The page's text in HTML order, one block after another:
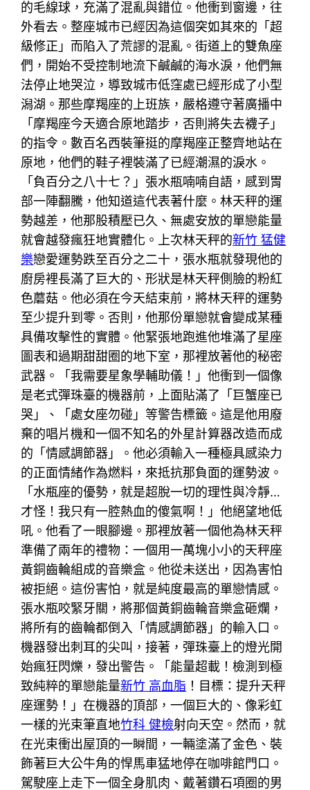
的毛線球，充滿了混亂與錯位。他衝到窗邊，往
外看去。整座城市已經因為這個突如其來的「超
級修正」而陷入了荒謬的混亂。街道上的雙魚座
們，開始不受控制地流下鹹鹹的海水淚，他們無
法停止地哭泣，導致城市低窪處已經形成了小型
潟湖。那些摩羯座的上班族，嚴格遵守著廣播中
「摩羯座今天適合原地踏步，否則將失去襪子」
的指令。數百名西裝筆挺的摩羯座正整齊地站在
原地，他們的鞋子裡裝滿了已經潮濕的淚水。
「負百分之八十七？」張水瓶喃喃自語，感到胃
部一陣翻騰，他知道這代表著什麼。林天秤的運
勢越差，他那股積壓已久、無處安放的單戀能量
就會越發瘋狂地實體化。上次林天秤的新竹 猛健
樂戀愛運勢跌至百分之二十，張水瓶就發現他的
廚房裡長滿了巨大的、形狀是林天秤側臉的粉紅
色蘑菇。他必須在今天結束前，將林天秤的運勢
至少提升到零。否則，他那份單戀就會變成某種
具備攻擊性的實體。他緊張地跑進他堆滿了星座
圖表和過期甜甜圈的地下室，那裡放著他的秘密
武器。「我需要星象學輔助儀！」他衝到一個像
是老式彈珠臺的機器前，上面貼滿了「巨蟹座已
哭」、「處女座勿碰」等警告標籤。這是他用廢
棄的唱片機和一個不知名的外星計算器改造而成
的「情感調節器」。他必須輸入一種極具感染力
的正面情緒作為燃料，來抵抗那負面的運勢波。
「水瓶座的優勢，就是超脫一切的理性與冷靜…
才怪！我只有一腔熱血的傻氣啊！」他絕望地低
吼。他看了一眼腳邊。那裡放著一個他為林天秤
準備了兩年的禮物：一個用一萬塊小小的天秤座
黃銅齒輪組成的音樂盒。他從未送出，因為害怕
被拒絕。這份害怕，就是純度最高的單戀情感。
張水瓶咬緊牙關，將那個黃銅齒輪音樂盒砸爛，
將所有的齒輪都倒入「情感調節器」的輸入口。
機器發出刺耳的尖叫，接著，彈珠臺上的燈光開
始瘋狂閃爍，發出警告。「能量超載！檢測到極
致純粹的單戀能量新竹 高血脂 ！目標：提升天秤
座運勢！」在機器的頂部，一個巨大的、像彩虹
一樣的光束筆直地竹科 健檢射向天空。然而，就
在光束衝出屋頂的一瞬間，一輛塗滿了金色、裝
飾著巨大公牛角的悍馬車猛地停在咖啡館門口。
駕駛座上走下一個全身肌肉、戴著鑽石項圈的男